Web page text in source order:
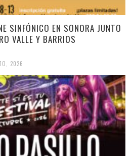
SINFÓNICO EN SONORA JUNTO
VALLE Y BARRIOS
2026